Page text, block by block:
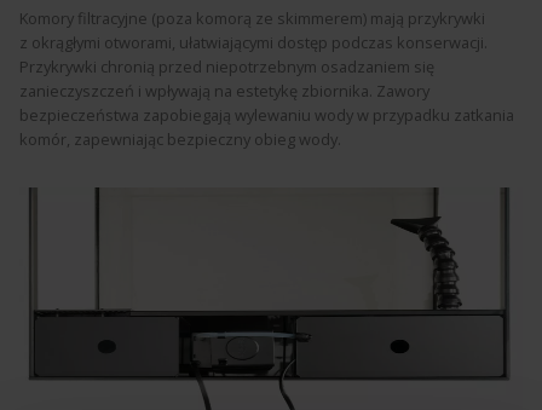
Komory filtracyjne (poza komorą ze skimmerem) mają przykrywki
z okrągłymi otworami, ułatwiającymi dostęp podczas konserwacji.
Przykrywki chronią przed niepotrzebnym osadzaniem się
zanieczyszczeń i wpływają na estetykę zbiornika. Zawory
bezpieczeństwa zapobiegają wylewaniu wody w przypadku zatkania
komór, zapewniając bezpieczny obieg wody.